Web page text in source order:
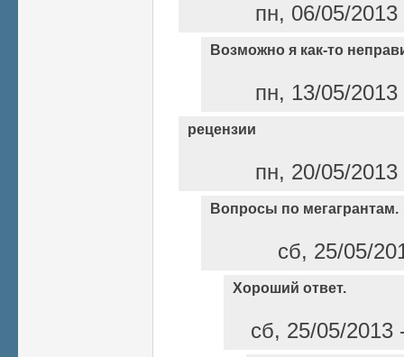
пн, 06/05/
Возможно я как-то
пн, 13/05/
рецензии
пн, 20/05/
Вопросы по мегагрантам.
сб, 25/05/
Хороший ответ.
сб, 25/05/